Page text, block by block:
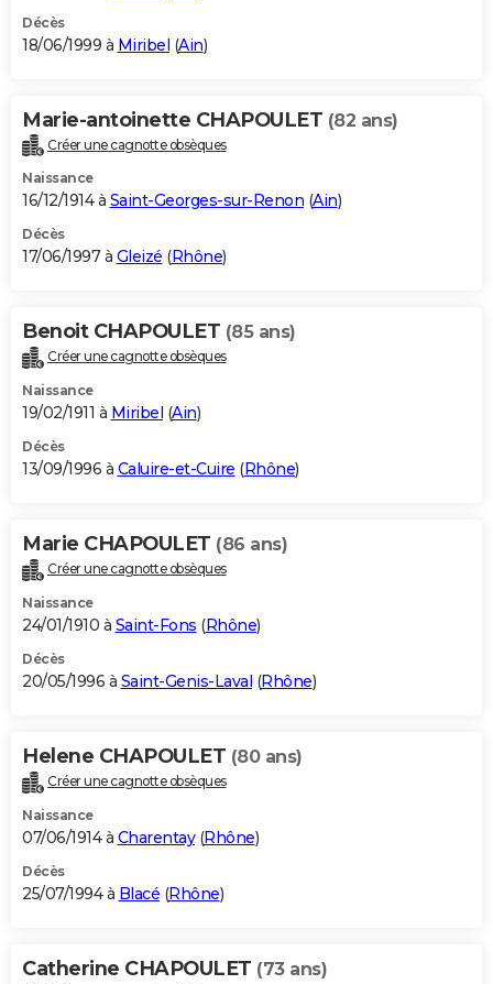
Décès
18/06/1999 à Miribel (Ain)
Marie-antoinette CHAPOULET (82 ans)
Créer une cagnotte obsèques
Naissance
16/12/1914 à Saint-Georges-sur-Renon (Ain)
Décès
17/06/1997 à Gleizé (Rhône)
Benoit CHAPOULET (85 ans)
Créer une cagnotte obsèques
Naissance
19/02/1911 à Miribel (Ain)
Décès
13/09/1996 à Caluire-et-Cuire (Rhône)
Marie CHAPOULET (86 ans)
Créer une cagnotte obsèques
Naissance
24/01/1910 à Saint-Fons (Rhône)
Décès
20/05/1996 à Saint-Genis-Laval (Rhône)
Helene CHAPOULET (80 ans)
Créer une cagnotte obsèques
Naissance
07/06/1914 à Charentay(Rhône)
Décès
25/07/1994 à Blacé (Rhône)
Catherine CHAPOULET (73 ans)